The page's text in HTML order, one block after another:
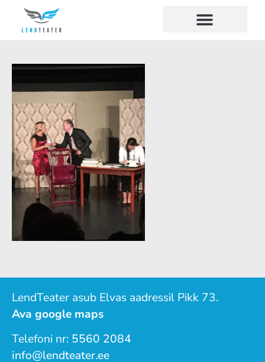
LendTeater asub Elvas aadressil Pikk 73.
Ava google maps
Telefoni nr: 5560 2084
info@lendteater.ee